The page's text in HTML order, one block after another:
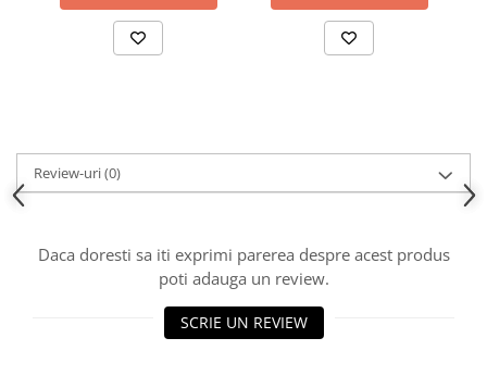
Review-uri(0)
Daca doresti sa iti exprimi parerea despre acest produs
poti adauga un review.
SCRIE UN REVIEW